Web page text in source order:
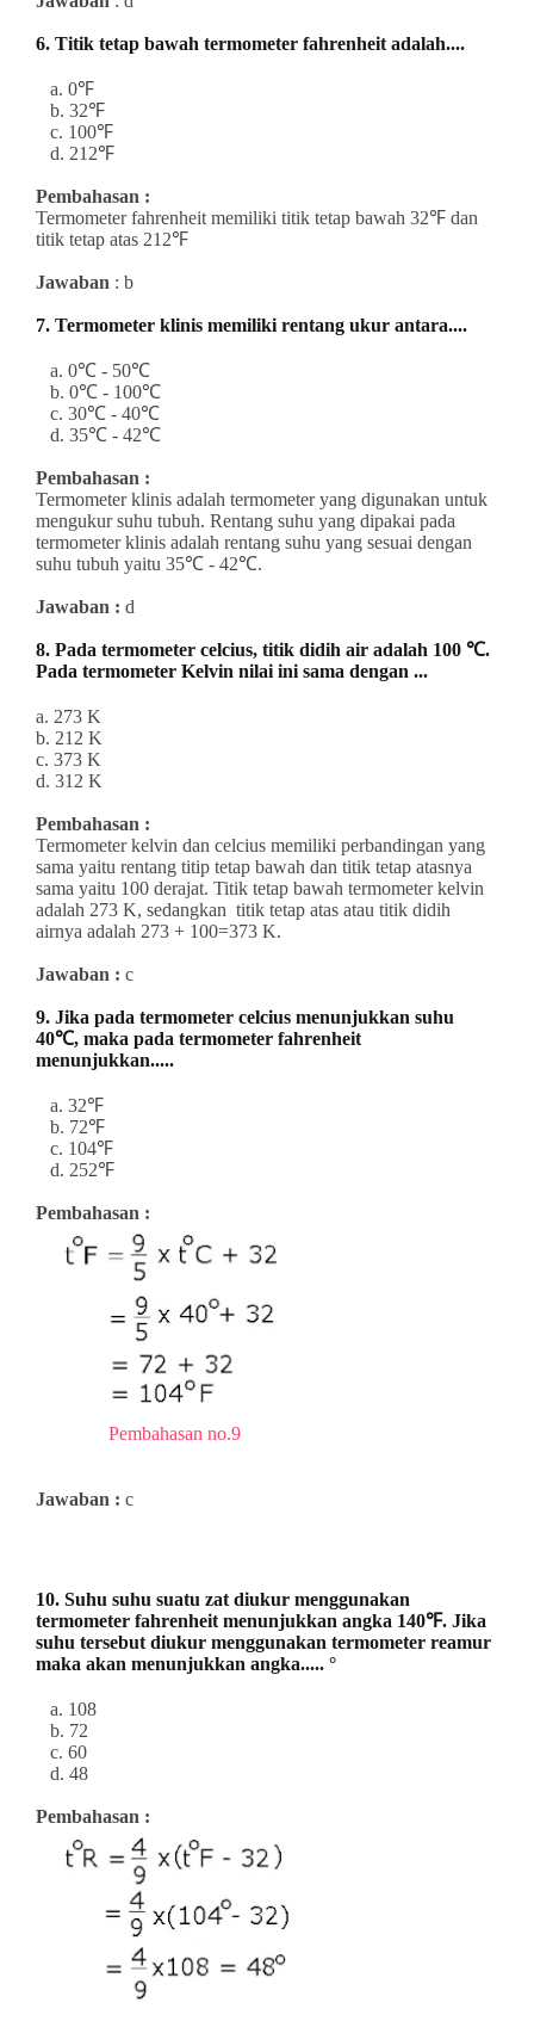
6. Titik tetap bawah termometer fahrenheit adalah....
a. 0℉
b. 32℉
c. 100℉
d. 212℉
Pembahasan :
Termometer fahrenheit memiliki titik tetap bawah 32℉ dan
titik tetap atas 212℉
Jawaban : b
7. Termometer klinis memiliki rentang ukur antara....
a. 0℃ - 50℃
b. 0℃ - 100℃
c. 30℃ - 40℃
d. 35℃ - 42℃
Pembahasan :
Termometer klinis adalah termometer yang digunakan untuk
mengukur suhu tubuh. Rentang suhu yang dipakai pada
termometer klinis adalah rentang suhu yang sesuai dengan
suhu tubuh yaitu 35℃ - 42℃.
Jawaban : d
8. Pada termometer celcius, titik didih air adalah 100 ℃.
Pada termometer Kelvin nilai ini sama dengan ...
a. 273 K
b. 212 K
c. 373 K
d. 312 K
Pembahasan :
Termometer kelvin dan celcius memiliki perbandingan yang
sama yaitu rentang titip tetap bawah dan titik tetap atasnya
sama yaitu 100 derajat. Titik tetap bawah termometer kelvin
adalah 273 K, sedangkan titik tetap atas atau titik didih
airnya adalah 273 + 100=373 K.
Jawaban : c
9. Jika pada termometer celcius menunjukkan suhu
40℃, maka pada termometer fahrenheit
menunjukkan.....
a. 32℉
b. 72℉
c. 104℉
d. 252℉
Pembahasan :
Pembahasan no.9
Jawaban : c
10. Suhu suhu suatu zat diukur menggunakan
termometer fahrenheit menunjukkan angka 140℉. Jika
suhu tersebut diukur menggunakan termometer reamur
maka akan menunjukkan angka..... °
a. 108
b. 72
c. 60
d. 48
Pembahasan :